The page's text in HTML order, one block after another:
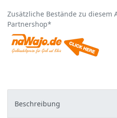
Zusätzliche Bestände zu diesem
Partnershop*
Beschreibung